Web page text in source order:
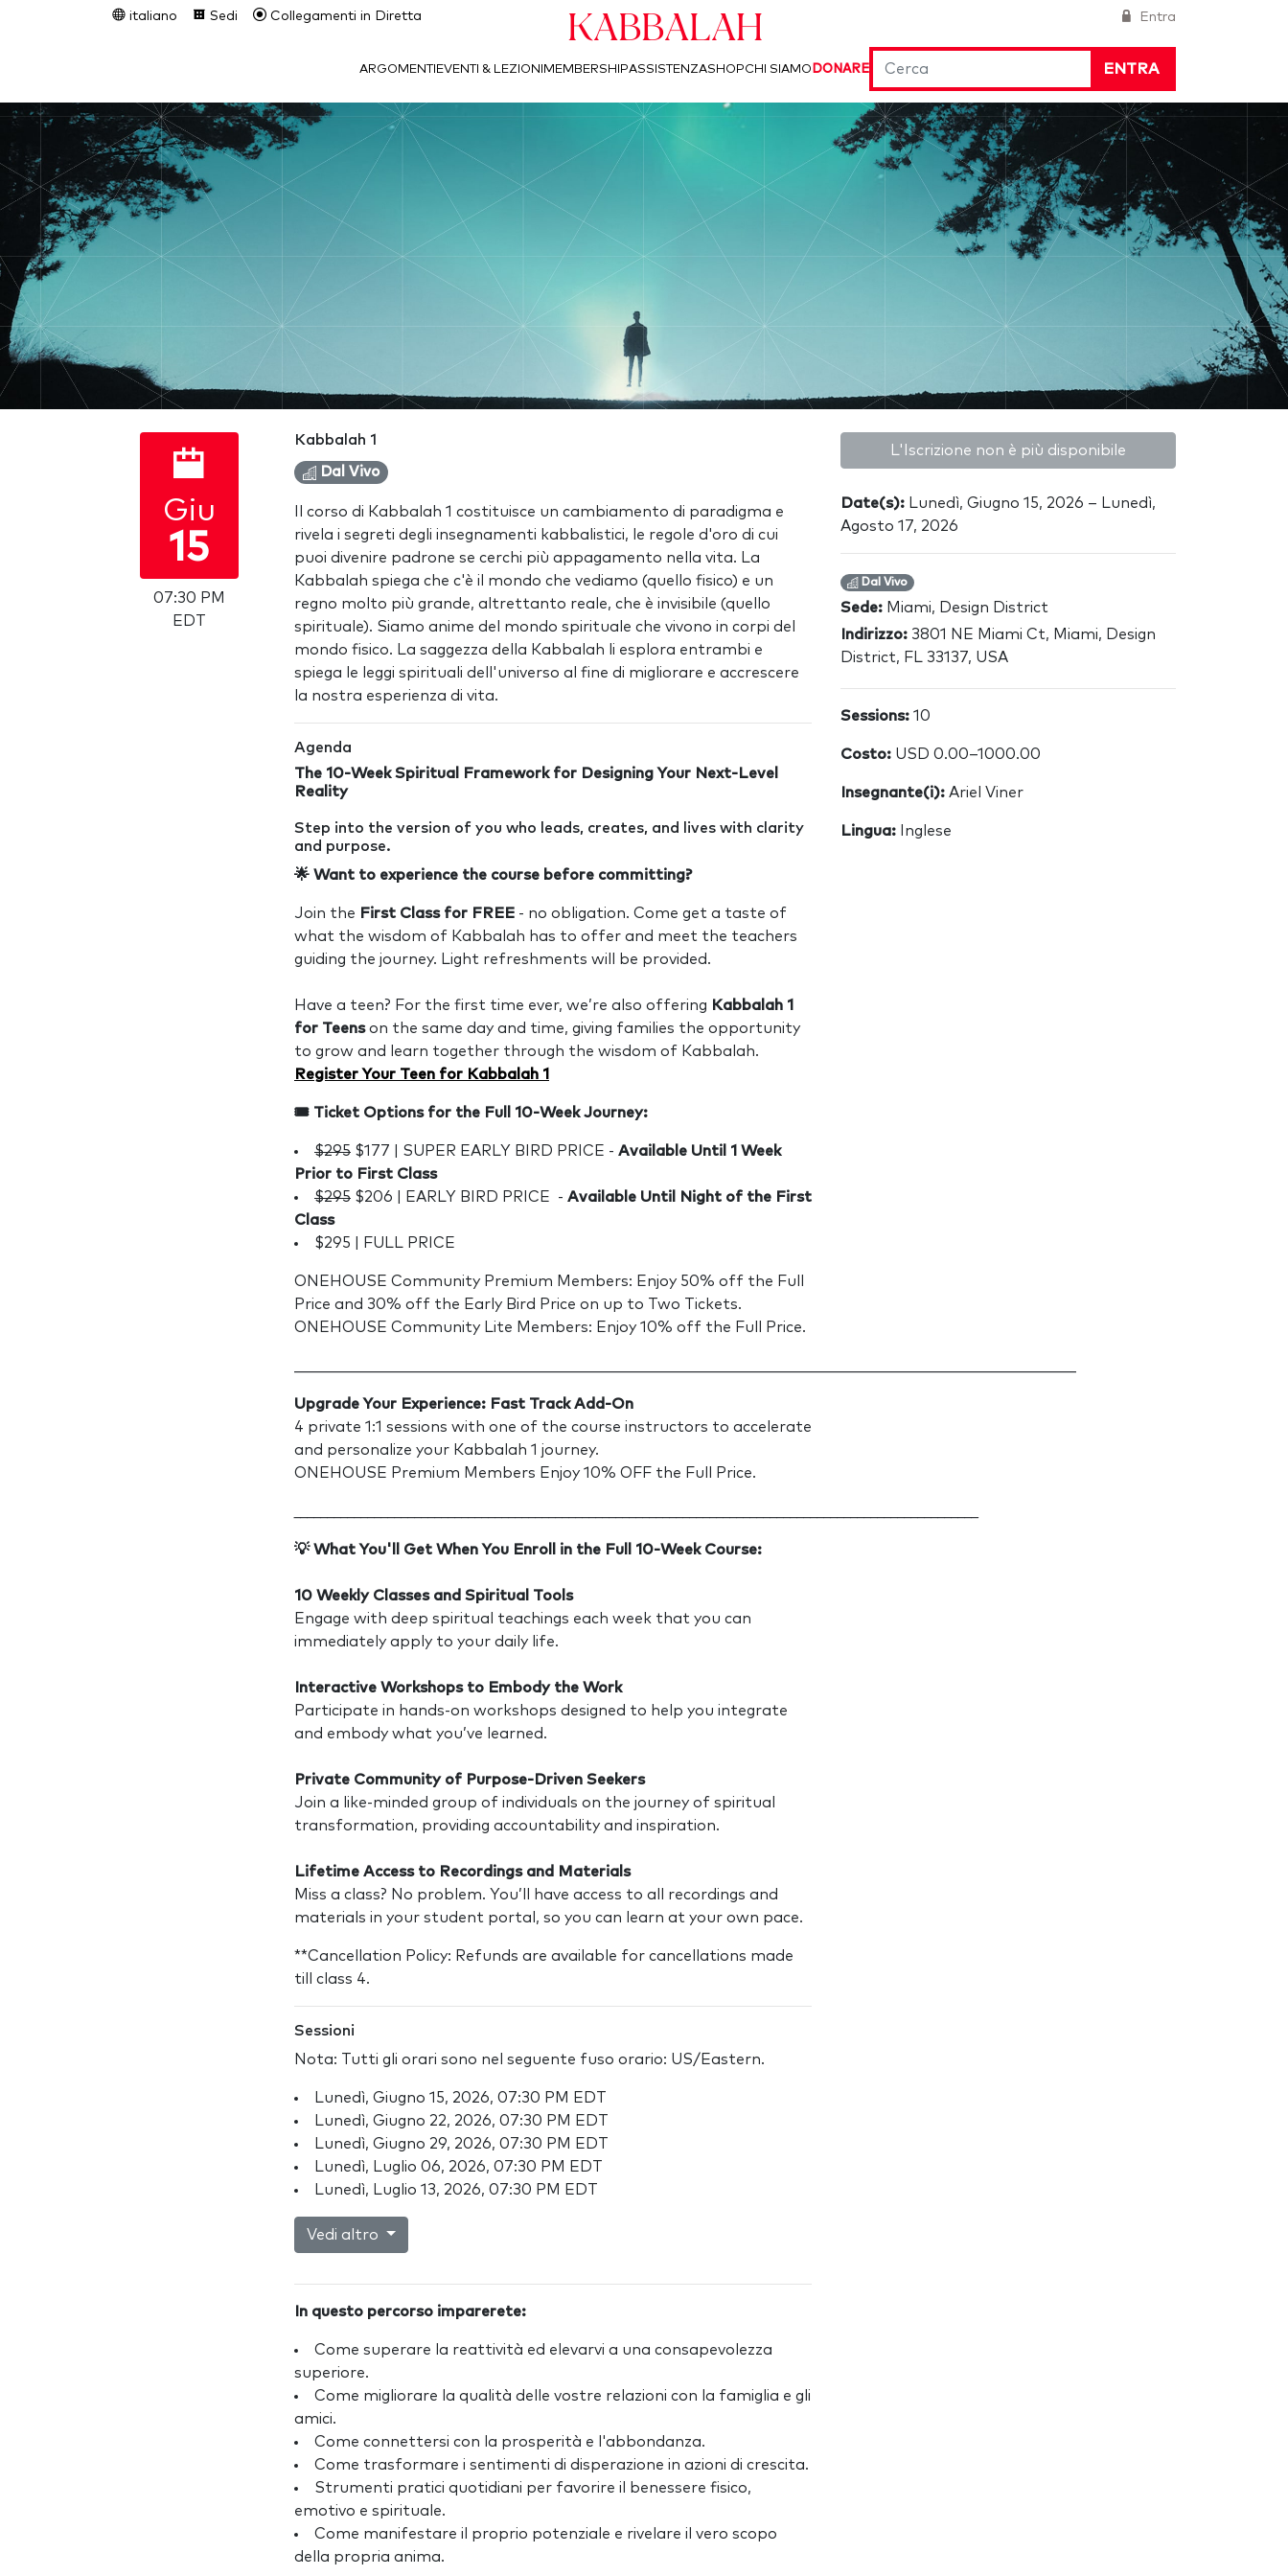
Entra
italiano Sedi Collegamenti in Diretta Kabbalah
ENTRA
ARGOMENTI EVENTI & LEZIONI MEMBERSHIPASSISTENZASHOPCHI SIAMO DONARE
Giu
15
07:30 PM
EDT
Kabbalah 1
Dal Vivo
Il corso di Kabbalah 1 costituisce un cambiamento di paradigma e
rivela i segreti degli insegnamenti kabbalistici, le regole d'oro di cui
puoi divenire padrone se cerchi più appagamento nella vita. La
Kabbalah spiega che c'è il mondo che vediamo (quello fisico) e un
regno molto più grande, altrettanto reale, che è invisibile (quello
spirituale). Siamo anime del mondo spirituale che vivono in corpi del
mondo fisico. La saggezza della Kabbalah li esplora entrambi e
spiega le leggi spirituali dell'universo al fine di migliorare e accrescere
la nostra esperienza di vita.
Agenda
The 10-Week Spiritual Framework for Designing Your Next-Level
Reality
Step into the version of you who leads, creates, and lives with clarity
and purpose.
🌟 Want to experience the course before committing?
Join the First Class for FREE - no obligation. Come get a taste of
what the wisdom of Kabbalah has to offer and meet the teachers
guiding the journey. Light refreshments will be provided.
Have a teen? For the first time ever, we’re also offering Kabbalah 1
for Teenson the same day and time, giving families the opportunity
to grow and learn together through the wisdom of Kabbalah.
Register Your Teen for Kabbalah 1
🎟️ Ticket Options for the Full 10-Week Journey:
$295 $177 | SUPER EARLY BIRD PRICE - Available Until 1 Week
Prior to First Class
$295 $206 | EARLY BIRD PRICE - Available Until Night of the First
Class
$295 | FULL PRICE
ONEHOUSE Community Premium Members: Enjoy 50% off the Full
Price and 30% off the Early Bird Price on up to Two Tickets.
ONEHOUSE Community Lite Members: Enjoy 10% off the Full Price.
Upgrade Your Experience: Fast Track Add-On
4 private 1:1 sessions with one of the course instructors to accelerate
and personalize your Kabbalah 1 journey.
ONEHOUSE Premium Members Enjoy 10% OFF the Full Price.
💡What You'll Get When You Enroll in the Full 10-Week Course:
10 Weekly Classes and Spiritual Tools
Engage with deep spiritual teachings each week that you can
immediately apply to your daily life.
Interactive Workshops to Embody the Work
Participate in hands-on workshops designed to help you integrate
and embody what you’ve learned.
Private Community of Purpose-Driven Seekers
Join a like-minded group of individuals on the journey of spiritual
transformation, providing accountability and inspiration.
Lifetime Access to Recordings and Materials
Miss a class? No problem. You’ll have access to all recordings and
materials in your student portal, so you can learn at your own pace.
**Cancellation Policy: Refunds are available for cancellations made
till class 4.
Sessioni
Nota: Tutti gli orari sono nel seguente fuso orario: US/Eastern.
Lunedì, Giugno 15, 2026, 07:30 PM EDT
Lunedì, Giugno 22, 2026, 07:30 PM EDT
Lunedì, Giugno 29, 2026, 07:30 PM EDT
Lunedì, Luglio 06, 2026, 07:30 PM EDT
Lunedì, Luglio 13, 2026, 07:30 PM EDT
Vedi altro
In questo percorso imparerete:
Come superare la reattività ed elevarvi a una consapevolezza
superiore.
Come migliorare la qualità delle vostre relazioni con la famiglia e gli
amici.
Come connettersi con la prosperità e l'abbondanza.
Come trasformare i sentimenti di disperazione in azioni di crescita.
Strumenti pratici quotidiani per favorire il benessere fisico,
emotivo e spirituale.
Come manifestare il proprio potenziale e rivelare il vero scopo
della propria anima.
L'Iscrizione non è più disponibile
Date(s): Lunedì, Giugno 15, 2026 – Lunedì,
Agosto 17, 2026
Dal Vivo
Sede: Miami, Design District
Indirizzo: 3801 NE Miami Ct, Miami, Design
District, FL 33137, USA
Sessions: 10
Costo: USD 0.00–1000.00
Insegnante(i): Ariel Viner
Lingua: Inglese